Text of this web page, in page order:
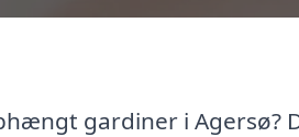
gardiner i Agersø?